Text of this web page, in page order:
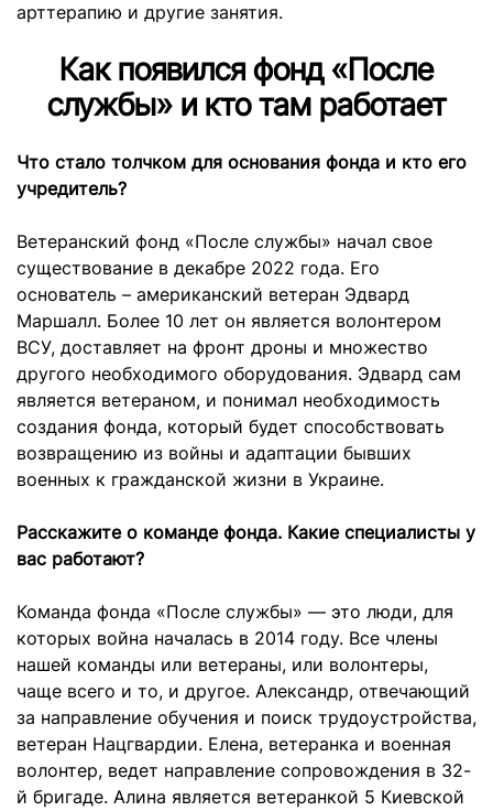
арттерапию и другие занятия.
Как появился фонд «После
службы» и кто там работает
Что стало толчком для основания фонда и кто его
учредитель?
Ветеранский фонд «После службы» начал свое
существование в декабре 2022 года. Его
основатель – американский ветеран Эдвард
Маршалл. Более 10 лет он является волонтером
ВСУ, доставляет на фронт дроны и множество
другого необходимого оборудования. Эдвард сам
является ветераном, и понимал необходимость
создания фонда, который будет способствовать
возвращению из войны и адаптации бывших
военных к гражданской жизни в Украине.
Расскажите о команде фонда. Какие специалисты у
вас работают?
Команда фонда «После службы» — это люди, для
которых война началась в 2014 году. Все члены
нашей команды или ветераны, или волонтеры,
чаще всего и то, и другое. Александр, отвечающий
за направление обучения и поиск трудоустройства,
ветеран Нацгвардии. Елена, ветеранка и военная
волонтер, ведет направление сопровождения в 32-
й бригаде. Алина является ветеранкой 5 Киевской